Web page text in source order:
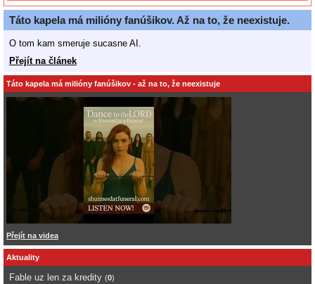
Táto kapela má milióny fanúšikov. Až na to, že neexistuje.
O tom kam smeruje sucasne AI.
Přejít na článek
Táto kapela má milióny fanúšikov - až na to, že neexistuje
Přejít na videa
Aktuality
Fable uz len za kredity (0)